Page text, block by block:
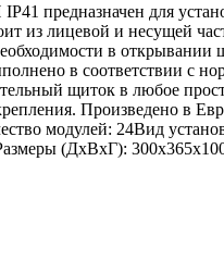
предназначен для
из лицевой и несущей
в
в соответствии с
щиток в любое
Произведено в
модулей: 24Вид
(ДхВхГ):